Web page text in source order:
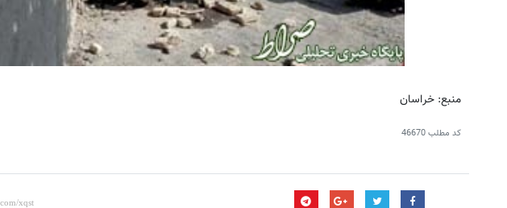
منبع: خراسان
کد مطلب46670